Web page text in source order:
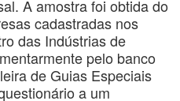
A amostra foi obtida do
cadastradas nos
das Indústrias de
pelo banco
de Guias Especiais
a um